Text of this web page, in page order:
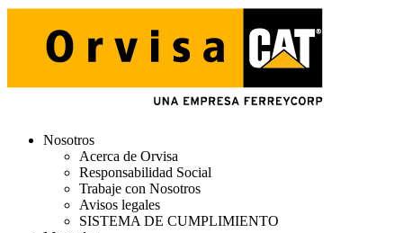
Nosotros
Acerca de Orvisa
Responsabilidad Social
Trabaje con Nosotros
Avisos legales
SISTEMA DE CUMPLIMIENTO